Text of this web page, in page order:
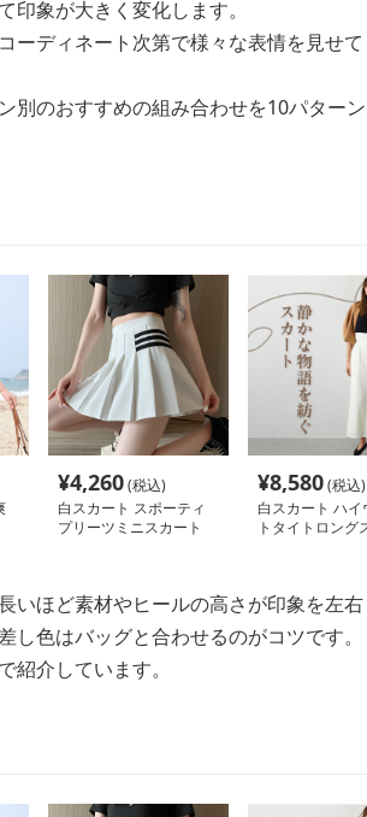
象が大きく変化します。
ーディネート次第で様々な表情を見せて
別のおすすめの組み合わせを10パター
¥4,260(税込)
白スカート スポーティ
プリーツミニスカート
¥8,580(税込)
白スカート ハイ
トタイトロング
ほど素材やヒールの高さが印象を左右
色はバッグと合わせるのがコツです。
介しています。